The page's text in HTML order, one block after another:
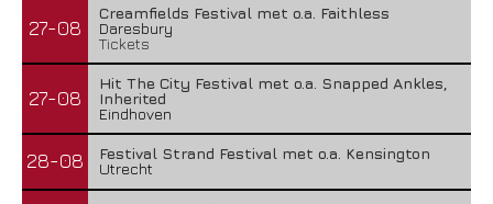
27-08
Creamfields Festival met o.a. Faithless
Daresbury
Tickets
27-08
Hit The City Festival met o.a. Snapped Ankles,
Inherited
Eindhoven
28-08
Festival Strand Festival met o.a. Kensington
Utrecht